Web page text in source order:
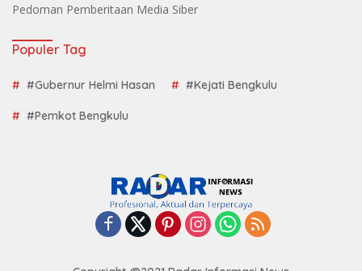
Pedoman Pemberitaan Media Siber
Populer Tag
#Gubernur Helmi Hasan #Kejati Bengkulu
#Pemkot Bengkulu